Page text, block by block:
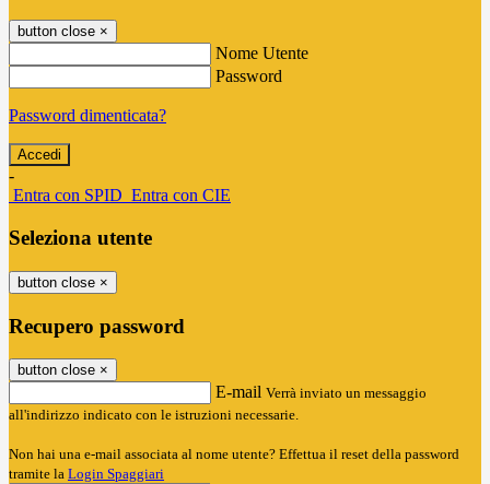
button close ×
Nome Utente
Password
Password dimenticata?
-
Entra con SPID Entra con CIE
Seleziona utente
button close ×
Recupero password
button close ×
E-mail Verrà inviato un messaggio
all'indirizzo indicato con le istruzioni necessarie.
Non hai una e-mail associata al nome utente? Effettua il reset della password
tramite la Login Spaggiari